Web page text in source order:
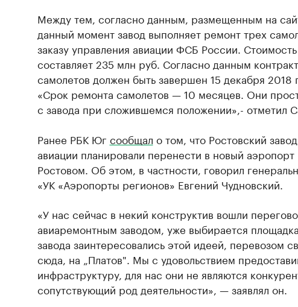
Между тем, согласно данным, размещенным на
данный момент завод выполняет ремонт трех
заказу управления авиации ФСБ России.
составляет 235 млн руб. Согласно данным
самолетов должен быть завершен 15 декабря 2018
«Срок ремонта самолетов — 10 месяцев. Они
с завода при сложившемся положении»,- отметил
Ранее РБК Юг сообщал о том, что Ростовский
авиации планировали перенести в новый аэропорт
Ростовом. Об этом, в частности, говорил
«УК «Аэропорты регионов» Евгений Чудновский.
«У нас сейчас в некий конструктив вошли
авиаремонтным заводом, уже выбирается
завода заинтересовались этой идеей, перевозом
сюда, на „Платов". Мы с удовольствием
инфраструктуру, для нас они не являются
сопутствующий род деятельности», — заявлял он.